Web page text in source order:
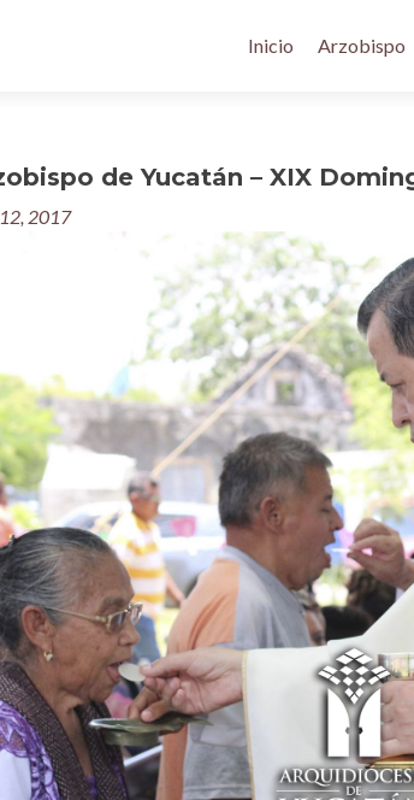
Inicio Arzobispo
de Yucatán – XIX
2017